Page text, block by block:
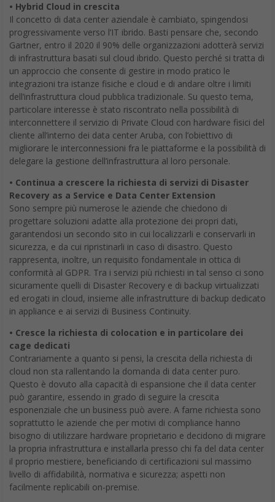
• Hybrid Cloud in crescita
Il concetto di data center aziendale è cambiato, spingendosi
progressivamente verso l’IT ibrido. Basti pensare che, secondo
Gartner, entro il 2020 il 90% delle organizzazioni adotterà servizi
di infrastruttura basati sul cloud ibrido. Questo perché si tratta di
un approccio che consente di gestire in modo pratico le
integrazioni tra istanze fisiche e cloud e di andare oltre i limiti
dell’infrastruttura cloud pubblica tradizionale. Su questo tema,
particolare interesse è stato riscontrato nella possibilità di
interconnettere il servizio di Private Cloud con hardware fisici del
cliente all’interno dei data center Aruba, con l’obiettivo di
migliorare le interconnessioni fra le piattaforme e la possibilità di
delegare la gestione dell’infrastruttura al loro personale.
• Continua a crescere la richiesta di servizi di Disaster
Recovery as a Service e Data Center Extension
Sono sempre più numerose le aziende che chiedono di
progettare soluzioni adatte alla protezione dei propri dati,
garantendosi un secondo sito in cui localizzarli e conservarli in
sicurezza, e da cui ripristinarli in caso di disastro. Questo
rappresenta, inoltre, un requisito fondamentale in ottica di
conformità al GDPR. Tra i servizi più richiesti in tal senso ci sono
sicuramente quelli di Disaster Recovery e di backup virtualizzati
ed erogati in cloud, insieme alle infrastrutture di backup dedicato
in appliance e ai servizi di Business Continuity.
• Cresce la richiesta di colocation e in particolare dei
cage dedicati
Contrariamente a quanto si pensi, la crescita della richiesta di
cloud non sta rallentando la domanda di data center puro.
Questo è dovuto alla capacità di espansione che il data center
può garantire, essendo in grado di seguire la crescita
esponenziale che un business può avere. A farne richiesta sono
soprattutto le aziende che per motivi di compliance hanno
bisogno di utilizzare hardware proprietario e decidono di migrare
la propria infrastruttura e installarla presso chi fa del data center
il proprio mestiere, beneficiando di certificazioni sul massimo
livello di affidabilità, normativa e sicurezza; aspetti non
facilmente replicabili on-premise.